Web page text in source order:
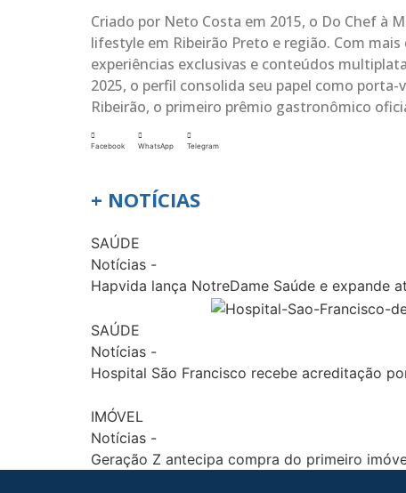
Criado por Neto Costa em 2015, o Do Chef à
lifestyle em Ribeirão Preto e região. Com
experiências exclusivas e conteúdos
2025, o perfil consolida seu papel como
Ribeirão, o primeiro prêmio gastronômico
Facebook WhatsApp Telegram
+ NOTÍCIAS
SAÚDE
Notícias -
Hapvida lança NotreDame Saúde e expande
SAÚDE
Notícias -
Hospital São Francisco recebe acreditação
IMÓVEL
Notícias -
Geração Z antecipa compra do primeiro